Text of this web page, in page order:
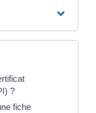
?
fiche